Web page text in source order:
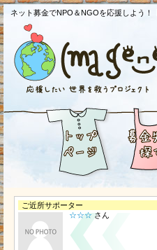
ネット募金でNPO＆NGOを応援しよう
ご近所サポーター
☆☆☆さん